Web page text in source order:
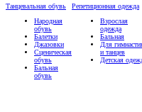
Танцевальная обувь
Народная
обувь
Балетки
Джазовки
Сценическая
обувь
Бальная
обувь
Репетиционная одежда
Взрослая
одежда
Бальная
Для
и танцев
Детская